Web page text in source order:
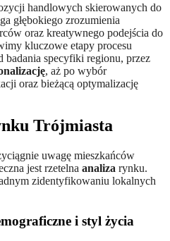
głębokiego zrozumienia
oraz kreatywnego podejścia do
kluczowe etapy procesu
specyfiki regionu, przez
, aż po wybór
oraz bieżącą optymalizację
Trójmiasta
uwagę mieszkańców
jest rzetelna analiza rynku.
zidentyfikowaniu lokalnych
i styl życia